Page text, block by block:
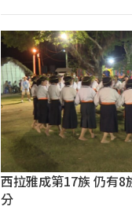
西拉雅成第17族 仍有8
分